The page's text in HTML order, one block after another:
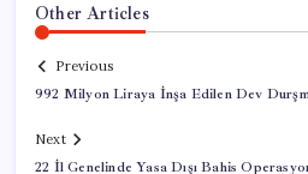
Other Articles
Previous
992 Milyon Liraya İnşa Edilen Dev
Next
22 İl Genelinde Yasa Dışı Bahis